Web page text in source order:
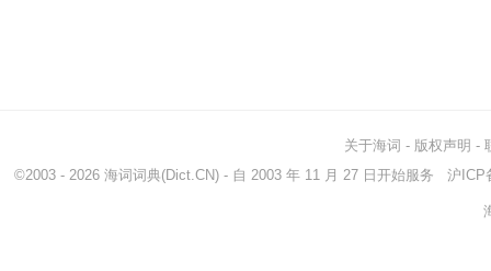
关于海词 - 版权声明 -
©2003 - 2026 海词词典(Dict.CN) - 自 2003 年 11 月 27 日开始服务 沪ICP